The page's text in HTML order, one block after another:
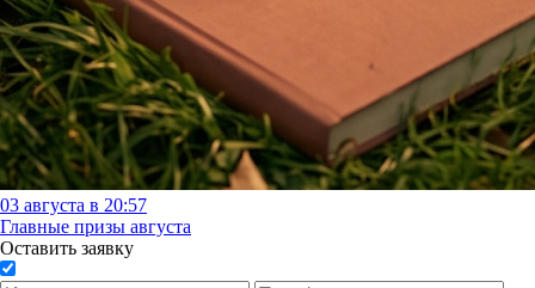
03 августа в 20:57
Главные призы августа
Оставить заявку